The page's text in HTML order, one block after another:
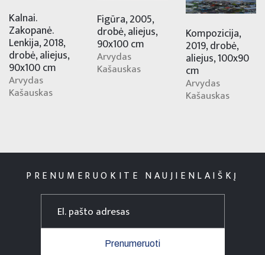
Kalnai.
Zakopanė.
Lenkija, 2018,
drobė, aliejus,
90x100 cm
Arvydas
Kašauskas
Figūra, 2005,
drobė, aliejus,
90x100 cm
Arvydas
Kašauskas
Kompozicija,
2019, drobė,
aliejus, 100x90
cm
Arvydas
Kašauskas
PRENUMERUOKITE NAUJIENLAIŠKĮ
Prenumeruoti